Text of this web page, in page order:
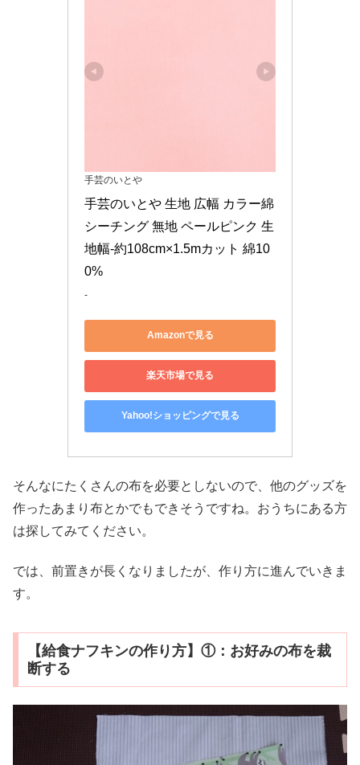
手芸のいとや
手芸のいとや 生地 広幅 カラー綿
シーチング 無地 ペールピンク 生
地幅-約108cm×1.5mカット 綿10
0%
-
Amazonで見る
楽天市場で見る
Yahoo!ショッピングで見る
そんなにたくさんの布を必要としないので、他のグッズを
作ったあまり布とかでもできそうですね。おうちにある方
は探してみてください。
では、前置きが長くなりましたが、作り方に進んでいきま
す。
【給食ナフキンの作り方】①：お好みの布を裁
断する